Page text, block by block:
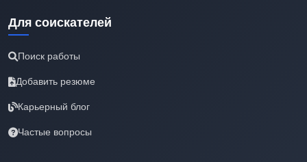
Для соискателей
Поиск работы
Добавить резюме
Карьерный блог
Частые вопросы